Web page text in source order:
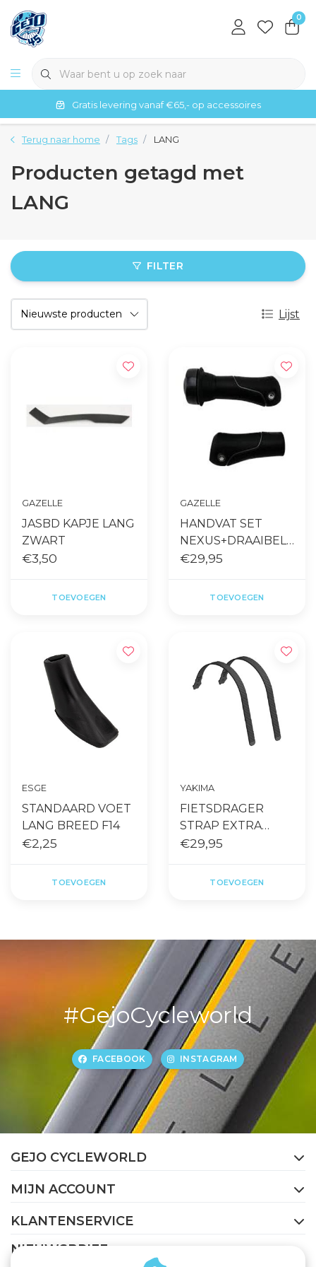
0
Gratis levering vanaf €65,- op accessoires
Terug naar home Tags LANG
Producten getagd met
LANG
FILTER
Lijst
GAZELLE
JASBD KAPJE LANG
ZWART
€3,50
TOEVOEGEN
GAZELLE
HANDVAT SET
NEXUS+DRAAIBEL
KORT MODEL 2023
€29,95
TOEVOEGEN
ESGE
STANDAARD VOET
LANG BREED F14
€2,25
TOEVOEGEN
YAKIMA
FIETSDRAGER
STRAP EXTRA
LANG KIT
€29,95
TOEVOEGEN
#GejoCycleworld
FACEBOOK INSTAGRAM
GEJO CYCLEWORLD
MIJN ACCOUNT
KLANTENSERVICE
NIEUWSBRIEF